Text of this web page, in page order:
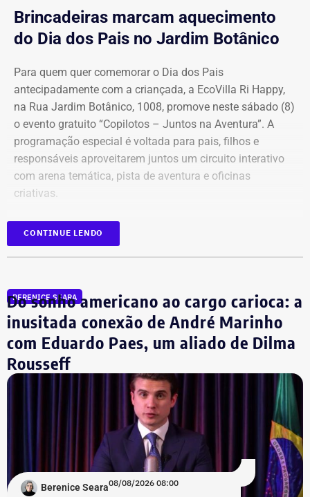
município Campos dos Goytacazes.
Brincadeiras marcam aquecimento
do Dia dos Pais no Jardim Botânico
Para quem quer comemorar o Dia dos Pais
antecipadamente com a criançada, a EcoVilla Ri Happy,
na Rua Jardim Botânico, 1008, promove neste sábado (8)
o evento gratuito “Copilotos – Juntos na Aventura”. A
programação especial é voltada para pais, filhos e
responsáveis aproveitarem juntos um circuito interativo
com arena temática, pista de aventura e oficinas
criativas.
As atividades acontecem das 10h às 18h, divididas em
dois turnos (o primeiro das 10h às 13h e o segundo das
prévio no local para garantir a brincadeira da garotada.
FliSamba celebra a cultura negra e
homenageia Teresa Cristina no
Centro
A região da Pequena África recebe neste sábado (8), a
partir das 14h, a 5ª edição da FliSamba. O evento ocupa
a Casa Savana, na Rua Camerino, 162, Centro. A
programação gratuita reúne shows, feira de
empreendedorismo, lançamentos de livros e debates
CONTINUE LENDO
BERENICE SEARA
Do sonho americano ao cargo carioca: a
inusitada conexão de André Marinho
com Eduardo Paes, um aliado de Dilma
Rousseff
Berenice Seara08/08/2026 08:00